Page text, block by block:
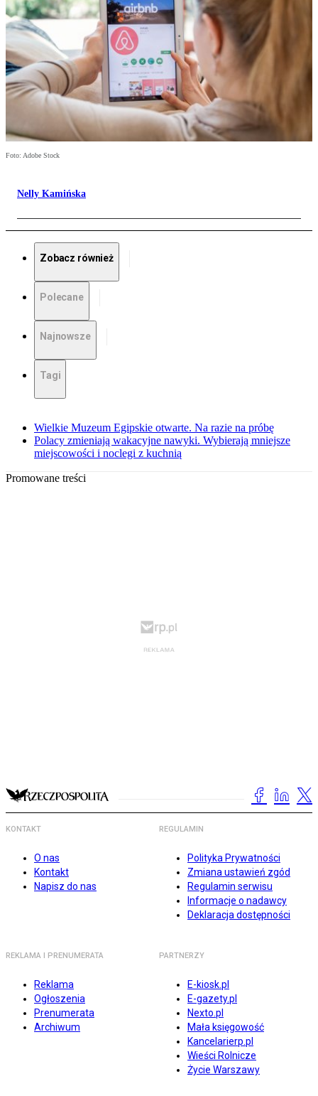
Foto: Adobe Stock
Nelly Kamińska
Zobacz również
Polecane
Najnowsze
Tagi
Wielkie Muzeum Egipskie otwarte. Na razie na próbę
Polacy zmieniają wakacyjne nawyki. Wybierają mniejsze
miejscowości i noclegi z kuchnią
Promowane treści
KONTAKT
O nas
Kontakt
Napisz do nas
REGULAMIN
Polityka Prywatności
Zmiana ustawień zgód
Regulamin serwisu
Informacje o nadawcy
Deklaracja dostępności
REKLAMA I PRENUMERATA
Reklama
Ogłoszenia
Prenumerata
Archiwum
PARTNERZY
E-kiosk.pl
E-gazety.pl
Nexto.pl
Mała księgowość
Kancelarierp.pl
Wieści Rolnicze
Życie Warszawy